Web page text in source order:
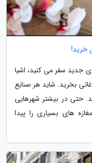
خرید!
جدید سفر می کنید، اشیا
بخرید. شاید هر صنایع
حتی در بیشتر شهرهایی
های بسیاری را پیدا